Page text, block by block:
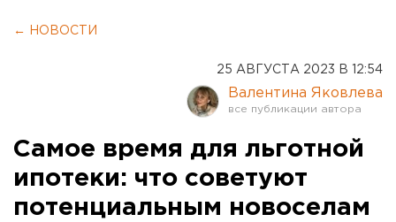
← НОВОСТИ
25 АВГУСТА 2023 В 12:54
Валентина Яковлева
Самое время для льготной
ипотеки: что советуют
потенциальным новоселам